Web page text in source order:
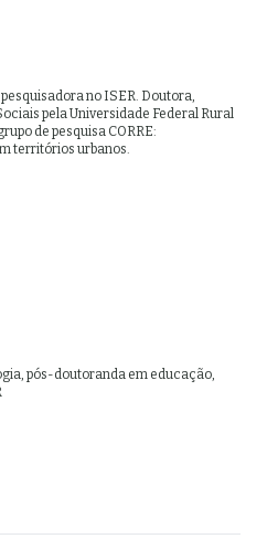
no ISER. Doutora,
pela Universidade Federal Rural
de pesquisa CORRE:
territórios urbanos.
pós-doutoranda em educação,